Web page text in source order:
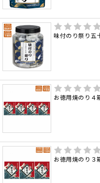
味付のり祭り五
お徳用焼のり４
お徳用焼のり３